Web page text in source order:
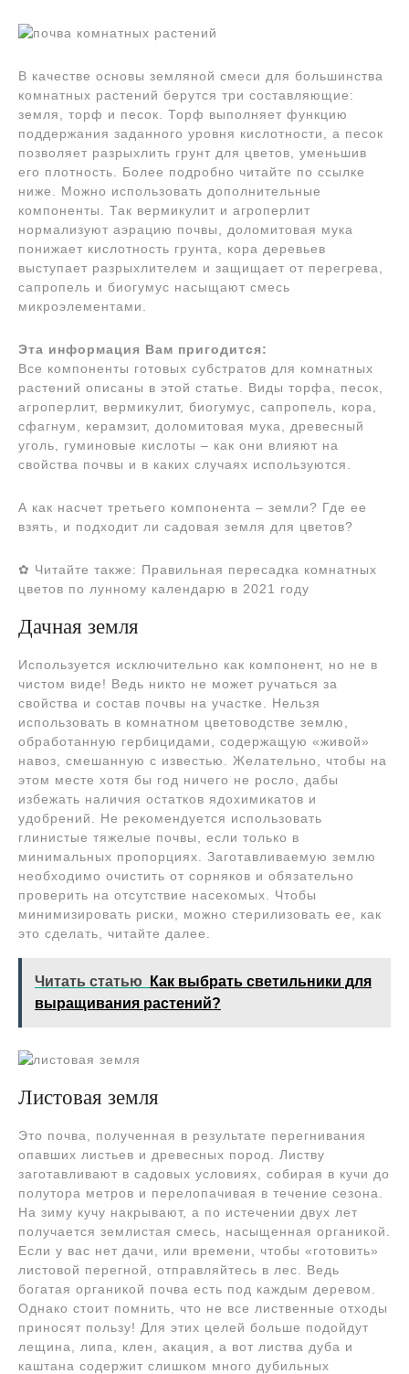
В качестве основы земляной смеси для большинства
комнатных растений берутся три составляющие:
земля, торф и песок. Торф выполняет функцию
поддержания заданного уровня кислотности, а песок
позволяет разрыхлить грунт для цветов, уменьшив
его плотность. Более подробно читайте по ссылке
ниже. Можно использовать дополнительные
компоненты. Так вермикулит и агроперлит
нормализуют аэрацию почвы, доломитовая мука
понижает кислотность грунта, кора деревьев
выступает разрыхлителем и защищает от перегрева,
сапропель и биогумус насыщают смесь
микроэлементами.
Эта информация Вам пригодится:
Все компоненты готовых субстратов для комнатных
растений описаны в этой статье. Виды торфа, песок,
агроперлит, вермикулит, биогумус, сапропель, кора,
сфагнум, керамзит, доломитовая мука, древесный
уголь, гуминовые кислоты – как они влияют на
свойства почвы и в каких случаях используются.
А как насчет третьего компонента – земли? Где ее
взять, и подходит ли садовая земля для цветов?
✿ Читайте также: Правильная пересадка комнатных
цветов по лунному календарю в 2021 году
Дачная земля
Используется исключительно как компонент, но не в
чистом виде! Ведь никто не может ручаться за
свойства и состав почвы на участке. Нельзя
использовать в комнатном цветоводстве землю,
обработанную гербицидами, содержащую «живой»
навоз, смешанную с известью. Желательно, чтобы на
этом месте хотя бы год ничего не росло, дабы
избежать наличия остатков ядохимикатов и
удобрений. Не рекомендуется использовать
глинистые тяжелые почвы, если только в
минимальных пропорциях. Заготавливаемую землю
необходимо очистить от сорняков и обязательно
проверить на отсутствие насекомых. Чтобы
минимизировать риски, можно стерилизовать ее, как
это сделать, читайте далее.
Читать статью
Как выбрать светильники для
выращивания растений?
Листовая земля
Это почва, полученная в результате перегнивания
опавших листьев и древесных пород. Листву
заготавливают в садовых условиях, собирая в кучи до
полутора метров и перелопачивая в течение сезона.
На зиму кучу накрывают, а по истечении двух лет
получается землистая смесь, насыщенная органикой.
Если у вас нет дачи, или времени, чтобы «готовить»
листовой перегной, отправляйтесь в лес. Ведь
богатая органикой почва есть под каждым деревом.
Однако стоит помнить, что не все лиственные отходы
приносят пользу! Для этих целей больше подойдут
лещина, липа, клен, акация, а вот листва дуба и
каштана содержит слишком много дубильных